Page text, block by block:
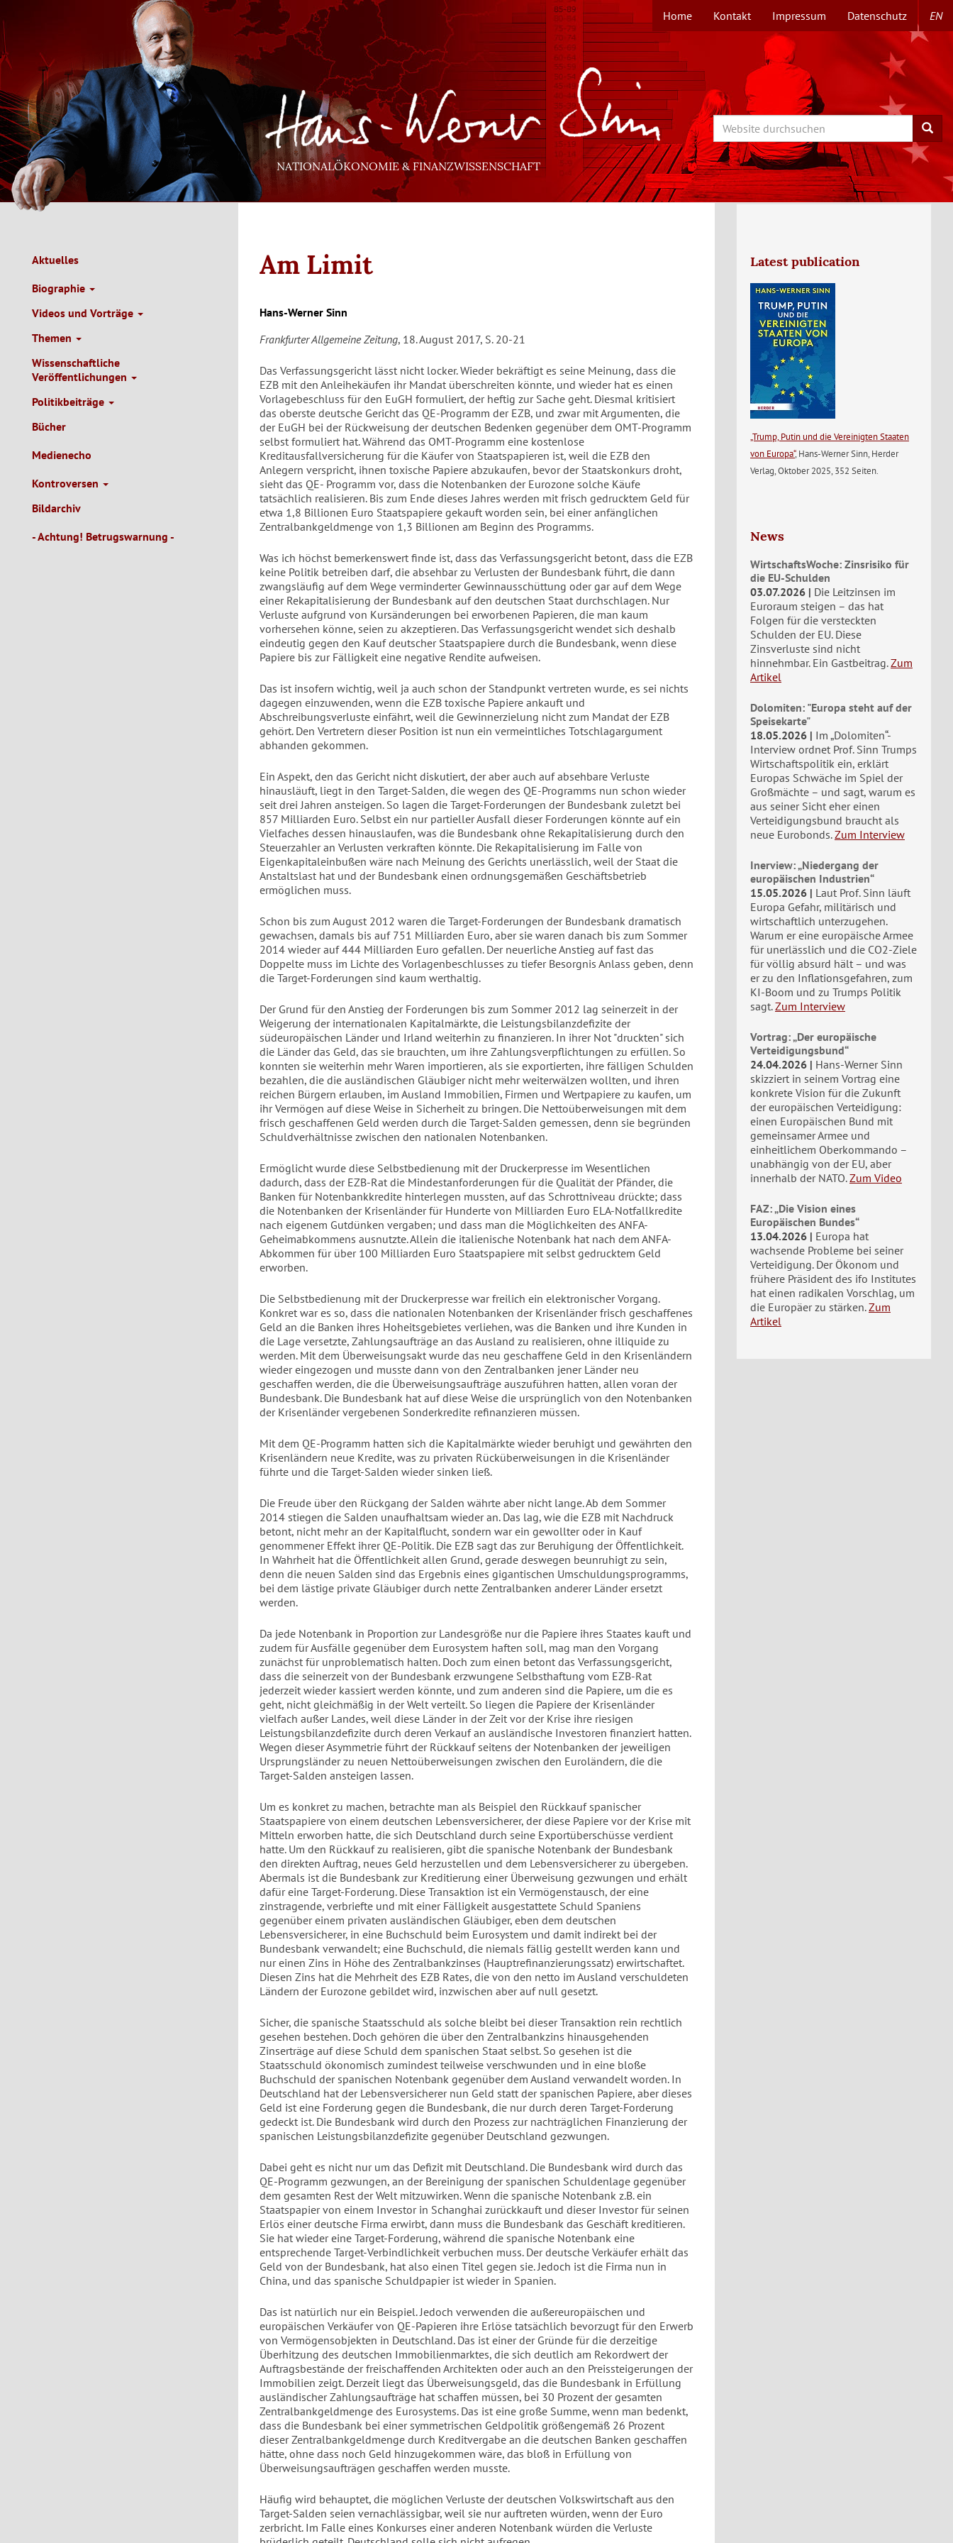
zum
Inhalt
TOPMENÜ
Home Kontakt Impressum Datenschutz EN
NATIONALÖKONOMIE & FINANZWISSENSCHAFT
Search Search
Main
Navigation
de
Aktuelles
Biographie
Videos und Vorträge
Themen
Wissenschaftliche
Veröffentlichungen
Politikbeiträge
Bücher
Medienecho
Kontroversen
Bildarchiv
- Achtung! Betrugswarnung -
Am Limit
Hans-Werner Sinn
Frankfurter Allgemeine Zeitung, 18. August 2017, S. 20-21
Das Verfassungsgericht lässt nicht locker. Wieder bekräftigt es seine Meinung, dass die
EZB mit den Anleihekäufen ihr Mandat überschreiten könnte, und wieder hat es einen
Vorlagebeschluss für den EuGH formuliert, der heftig zur Sache geht. Diesmal kritisiert
das oberste deutsche Gericht das QE-Programm der EZB, und zwar mit Argumenten, die
der EuGH bei der Rückweisung der deutschen Bedenken gegenüber dem OMT-Programm
selbst formuliert hat. Während das OMT-Programm eine kostenlose
Kreditausfallversicherung für die Käufer von Staatspapieren ist, weil die EZB den
Anlegern verspricht, ihnen toxische Papiere abzukaufen, bevor der Staatskonkurs droht,
sieht das QE- Programm vor, dass die Notenbanken der Eurozone solche Käufe
tatsächlich realisieren. Bis zum Ende dieses Jahres werden mit frisch gedrucktem Geld für
etwa 1,8 Billionen Euro Staatspapiere gekauft worden sein, bei einer anfänglichen
Zentralbankgeldmenge von 1,3 Billionen am Beginn des Programms.
Was ich höchst bemerkenswert finde ist, dass das Verfassungsgericht betont, dass die EZB
keine Politik betreiben darf, die absehbar zu Verlusten der Bundesbank führt, die dann
zwangsläufig auf dem Wege verminderter Gewinnausschüttung oder gar auf dem Wege
einer Rekapitalisierung der Bundesbank auf den deutschen Staat durchschlagen. Nur
Verluste aufgrund von Kursänderungen bei erworbenen Papieren, die man kaum
vorhersehen könne, seien zu akzeptieren. Das Verfassungsgericht wendet sich deshalb
eindeutig gegen den Kauf deutscher Staatspapiere durch die Bundesbank, wenn diese
Papiere bis zur Fälligkeit eine negative Rendite aufweisen.
Das ist insofern wichtig, weil ja auch schon der Standpunkt vertreten wurde, es sei nichts
dagegen einzuwenden, wenn die EZB toxische Papiere ankauft und
Abschreibungsverluste einfährt, weil die Gewinnerzielung nicht zum Mandat der EZB
gehört. Den Vertretern dieser Position ist nun ein vermeintliches Totschlagargument
abhanden gekommen.
Ein Aspekt, den das Gericht nicht diskutiert, der aber auch auf absehbare Verluste
hinausläuft, liegt in den Target-Salden, die wegen des QE-Programms nun schon wieder
seit drei Jahren ansteigen. So lagen die Target-Forderungen der Bundesbank zuletzt bei
857 Milliarden Euro. Selbst ein nur partieller Ausfall dieser Forderungen könnte auf ein
Vielfaches dessen hinauslaufen, was die Bundesbank ohne Rekapitalisierung durch den
Steuerzahler an Verlusten verkraften könnte. Die Rekapitalisierung im Falle von
Eigenkapitaleinbußen wäre nach Meinung des Gerichts unerlässlich, weil der Staat die
Anstaltslast hat und der Bundesbank einen ordnungsgemäßen Geschäftsbetrieb
ermöglichen muss.
Schon bis zum August 2012 waren die Target-Forderungen der Bundesbank dramatisch
gewachsen, damals bis auf 751 Milliarden Euro, aber sie waren danach bis zum Sommer
2014 wieder auf 444 Milliarden Euro gefallen. Der neuerliche Anstieg auf fast das
Doppelte muss im Lichte des Vorlagenbeschlusses zu tiefer Besorgnis Anlass geben, denn
die Target-Forderungen sind kaum werthaltig.
Der Grund für den Anstieg der Forderungen bis zum Sommer 2012 lag seinerzeit in der
Weigerung der internationalen Kapitalmärkte, die Leistungsbilanzdefizite der
südeuropäischen Länder und Irland weiterhin zu finanzieren. In ihrer Not "druckten" sich
die Länder das Geld, das sie brauchten, um ihre Zahlungsverpflichtungen zu erfüllen. So
konnten sie weiterhin mehr Waren importieren, als sie exportierten, ihre fälligen Schulden
bezahlen, die die ausländischen Gläubiger nicht mehr weiterwälzen wollten, und ihren
reichen Bürgern erlauben, im Ausland Immobilien, Firmen und Wertpapiere zu kaufen, um
ihr Vermögen auf diese Weise in Sicherheit zu bringen. Die Nettoüberweisungen mit dem
frisch geschaffenen Geld werden durch die Target-Salden gemessen, denn sie begründen
Schuldverhältnisse zwischen den nationalen Notenbanken.
Ermöglicht wurde diese Selbstbedienung mit der Druckerpresse im Wesentlichen
dadurch, dass der EZB-Rat die Mindestanforderungen für die Qualität der Pfänder, die
Banken für Notenbankkredite hinterlegen mussten, auf das Schrottniveau drückte; dass
die Notenbanken der Krisenländer für Hunderte von Milliarden Euro ELA-Notfallkredite
nach eigenem Gutdünken vergaben; und dass man die Möglichkeiten des ANFA-
Geheimabkommens ausnutzte. Allein die italienische Notenbank hat nach dem ANFA-
Abkommen für über 100 Milliarden Euro Staatspapiere mit selbst gedrucktem Geld
erworben.
Die Selbstbedienung mit der Druckerpresse war freilich ein elektronischer Vorgang.
Konkret war es so, dass die nationalen Notenbanken der Krisenländer frisch geschaffenes
Geld an die Banken ihres Hoheitsgebietes verliehen, was die Banken und ihre Kunden in
die Lage versetzte, Zahlungsaufträge an das Ausland zu realisieren, ohne illiquide zu
werden. Mit dem Überweisungsakt wurde das neu geschaffene Geld in den Krisenländern
wieder eingezogen und musste dann von den Zentralbanken jener Länder neu
geschaffen werden, die die Überweisungsaufträge auszuführen hatten, allen voran der
Bundesbank. Die Bundesbank hat auf diese Weise die ursprünglich von den Notenbanken
der Krisenländer vergebenen Sonderkredite refinanzieren müssen.
Mit dem QE-Programm hatten sich die Kapitalmärkte wieder beruhigt und gewährten den
Krisenländern neue Kredite, was zu privaten Rücküberweisungen in die Krisenländer
führte und die Target-Salden wieder sinken ließ.
Die Freude über den Rückgang der Salden währte aber nicht lange. Ab dem Sommer
2014 stiegen die Salden unaufhaltsam wieder an. Das lag, wie die EZB mit Nachdruck
betont, nicht mehr an der Kapitalflucht, sondern war ein gewollter oder in Kauf
genommener Effekt ihrer QE-Politik. Die EZB sagt das zur Beruhigung der Öffentlichkeit.
In Wahrheit hat die Öffentlichkeit allen Grund, gerade deswegen beunruhigt zu sein,
denn die neuen Salden sind das Ergebnis eines gigantischen Umschuldungsprogramms,
bei dem lästige private Gläubiger durch nette Zentralbanken anderer Länder ersetzt
werden.
Da jede Notenbank in Proportion zur Landesgröße nur die Papiere ihres Staates kauft und
zudem für Ausfälle gegenüber dem Eurosystem haften soll, mag man den Vorgang
zunächst für unproblematisch halten. Doch zum einen betont das Verfassungsgericht,
dass die seinerzeit von der Bundesbank erzwungene Selbsthaftung vom EZB-Rat
jederzeit wieder kassiert werden könnte, und zum anderen sind die Papiere, um die es
geht, nicht gleichmäßig in der Welt verteilt. So liegen die Papiere der Krisenländer
vielfach außer Landes, weil diese Länder in der Zeit vor der Krise ihre riesigen
Leistungsbilanzdefizite durch deren Verkauf an ausländische Investoren finanziert hatten.
Wegen dieser Asymmetrie führt der Rückkauf seitens der Notenbanken der jeweiligen
Ursprungsländer zu neuen Nettoüberweisungen zwischen den Euroländern, die die
Target-Salden ansteigen lassen.
Um es konkret zu machen, betrachte man als Beispiel den Rückkauf spanischer
Staatspapiere von einem deutschen Lebensversicherer, der diese Papiere vor der Krise mit
Mitteln erworben hatte, die sich Deutschland durch seine Exportüberschüsse verdient
hatte. Um den Rückkauf zu realisieren, gibt die spanische Notenbank der Bundesbank
den direkten Auftrag, neues Geld herzustellen und dem Lebensversicherer zu übergeben.
Abermals ist die Bundesbank zur Kreditierung einer Überweisung gezwungen und erhält
dafür eine Target-Forderung. Diese Transaktion ist ein Vermögenstausch, der eine
zinstragende, verbriefte und mit einer Fälligkeit ausgestattete Schuld Spaniens
gegenüber einem privaten ausländischen Gläubiger, eben dem deutschen
Lebensversicherer, in eine Buchschuld beim Eurosystem und damit indirekt bei der
Bundesbank verwandelt; eine Buchschuld, die niemals fällig gestellt werden kann und
nur einen Zins in Höhe des Zentralbankzinses (Hauptrefinanzierungssatz) erwirtschaftet.
Diesen Zins hat die Mehrheit des EZB Rates, die von den netto im Ausland verschuldeten
Ländern der Eurozone gebildet wird, inzwischen aber auf null gesetzt.
Sicher, die spanische Staatsschuld als solche bleibt bei dieser Transaktion rein rechtlich
gesehen bestehen. Doch gehören die über den Zentralbankzins hinausgehenden
Zinserträge auf diese Schuld dem spanischen Staat selbst. So gesehen ist die
Staatsschuld ökonomisch zumindest teilweise verschwunden und in eine bloße
Buchschuld der spanischen Notenbank gegenüber dem Ausland verwandelt worden. In
Deutschland hat der Lebensversicherer nun Geld statt der spanischen Papiere, aber dieses
Geld ist eine Forderung gegen die Bundesbank, die nur durch deren Target-Forderung
gedeckt ist. Die Bundesbank wird durch den Prozess zur nachträglichen Finanzierung der
spanischen Leistungsbilanzdefizite gegenüber Deutschland gezwungen.
Dabei geht es nicht nur um das Defizit mit Deutschland. Die Bundesbank wird durch das
QE-Programm gezwungen, an der Bereinigung der spanischen Schuldenlage gegenüber
dem gesamten Rest der Welt mitzuwirken. Wenn die spanische Notenbank z.B. ein
Staatspapier von einem Investor in Schanghai zurückkauft und dieser Investor für seinen
Erlös einer deutsche Firma erwirbt, dann muss die Bundesbank das Geschäft kreditieren.
Sie hat wieder eine Target-Forderung, während die spanische Notenbank eine
entsprechende Target-Verbindlichkeit verbuchen muss. Der deutsche Verkäufer erhält das
Geld von der Bundesbank, hat also einen Titel gegen sie. Jedoch ist die Firma nun in
China, und das spanische Schuldpapier ist wieder in Spanien.
Das ist natürlich nur ein Beispiel. Jedoch verwenden die außereuropäischen und
europäischen Verkäufer von QE-Papieren ihre Erlöse tatsächlich bevorzugt für den Erwerb
von Vermögensobjekten in Deutschland. Das ist einer der Gründe für die derzeitige
Überhitzung des deutschen Immobilienmarktes, die sich deutlich am Rekordwert der
Auftragsbestände der freischaffenden Architekten oder auch an den Preissteigerungen der
Immobilien zeigt. Derzeit liegt das Überweisungsgeld, das die Bundesbank in Erfüllung
ausländischer Zahlungsaufträge hat schaffen müssen, bei 30 Prozent der gesamten
Zentralbankgeldmenge des Eurosystems. Das ist eine große Summe, wenn man bedenkt,
dass die Bundesbank bei einer symmetrischen Geldpolitik größengemäß 26 Prozent
dieser Zentralbankgeldmenge durch Kreditvergabe an die deutschen Banken geschaffen
hätte, ohne dass noch Geld hinzugekommen wäre, das bloß in Erfüllung von
Überweisungsaufträgen geschaffen werden musste.
Häufig wird behauptet, die möglichen Verluste der deutschen Volkswirtschaft aus den
Target-Salden seien vernachlässigbar, weil sie nur auftreten würden, wenn der Euro
zerbricht. Im Falle eines Konkurses einer anderen Notenbank würden die Verluste
Latest publication
„Trump, Putin und die Vereinigten Staaten
von Europa“, Hans-Werner Sinn, Herder
Verlag, Oktober 2025, 352 Seiten.
News
WirtschaftsWoche: Zinsrisiko für
die EU-Schulden
03.07.2026
Die Leitzinsen im
Euroraum steigen – das hat
Folgen für die versteckten
Schulden der EU. Diese
Zinsverluste sind nicht
hinnehmbar. Ein Gastbeitrag. Zum
Artikel
Dolomiten: "Europa steht auf der
Speisekarte"
18.05.2026
Im „Dolomiten“-
Interview ordnet Prof. Sinn Trumps
Wirtschaftspolitik ein, erklärt
Europas Schwäche im Spiel der
Großmächte – und sagt, warum es
aus seiner Sicht eher einen
Verteidigungsbund braucht als
neue Eurobonds. Zum Interview
Inerview: „Niedergang der
europäischen Industrien“
15.05.2026
Laut Prof. Sinn läuft
Europa Gefahr, militärisch und
wirtschaftlich unterzugehen.
Warum er eine europäische Armee
für unerlässlich und die CO2-Ziele
für völlig absurd hält – und was
er zu den Inflationsgefahren, zum
KI-Boom und zu Trumps Politik
sagt. Zum Interview
Vortrag: „Der europäische
Verteidigungsbund“
24.04.2026
Hans-Werner Sinn
skizziert in seinem Vortrag eine
konkrete Vision für die Zukunft
der europäischen Verteidigung:
einen Europäischen Bund mit
gemeinsamer Armee und
einheitlichem Oberkommando –
unabhängig von der EU, aber
innerhalb der NATO. Zum Video
FAZ: „Die Vision eines
Europäischen Bundes“
13.04.2026
Europa hat
wachsende Probleme bei seiner
Verteidigung. Der Ökonom und
frühere Präsident des ifo Institutes
hat einen radikalen Vorschlag, um
die Europäer zu stärken. Zum
Artikel